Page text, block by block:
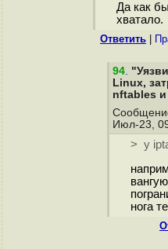
Да как
хватало.
Ответить
94.
Linux,
nftables
Июл-23,
> у
нога